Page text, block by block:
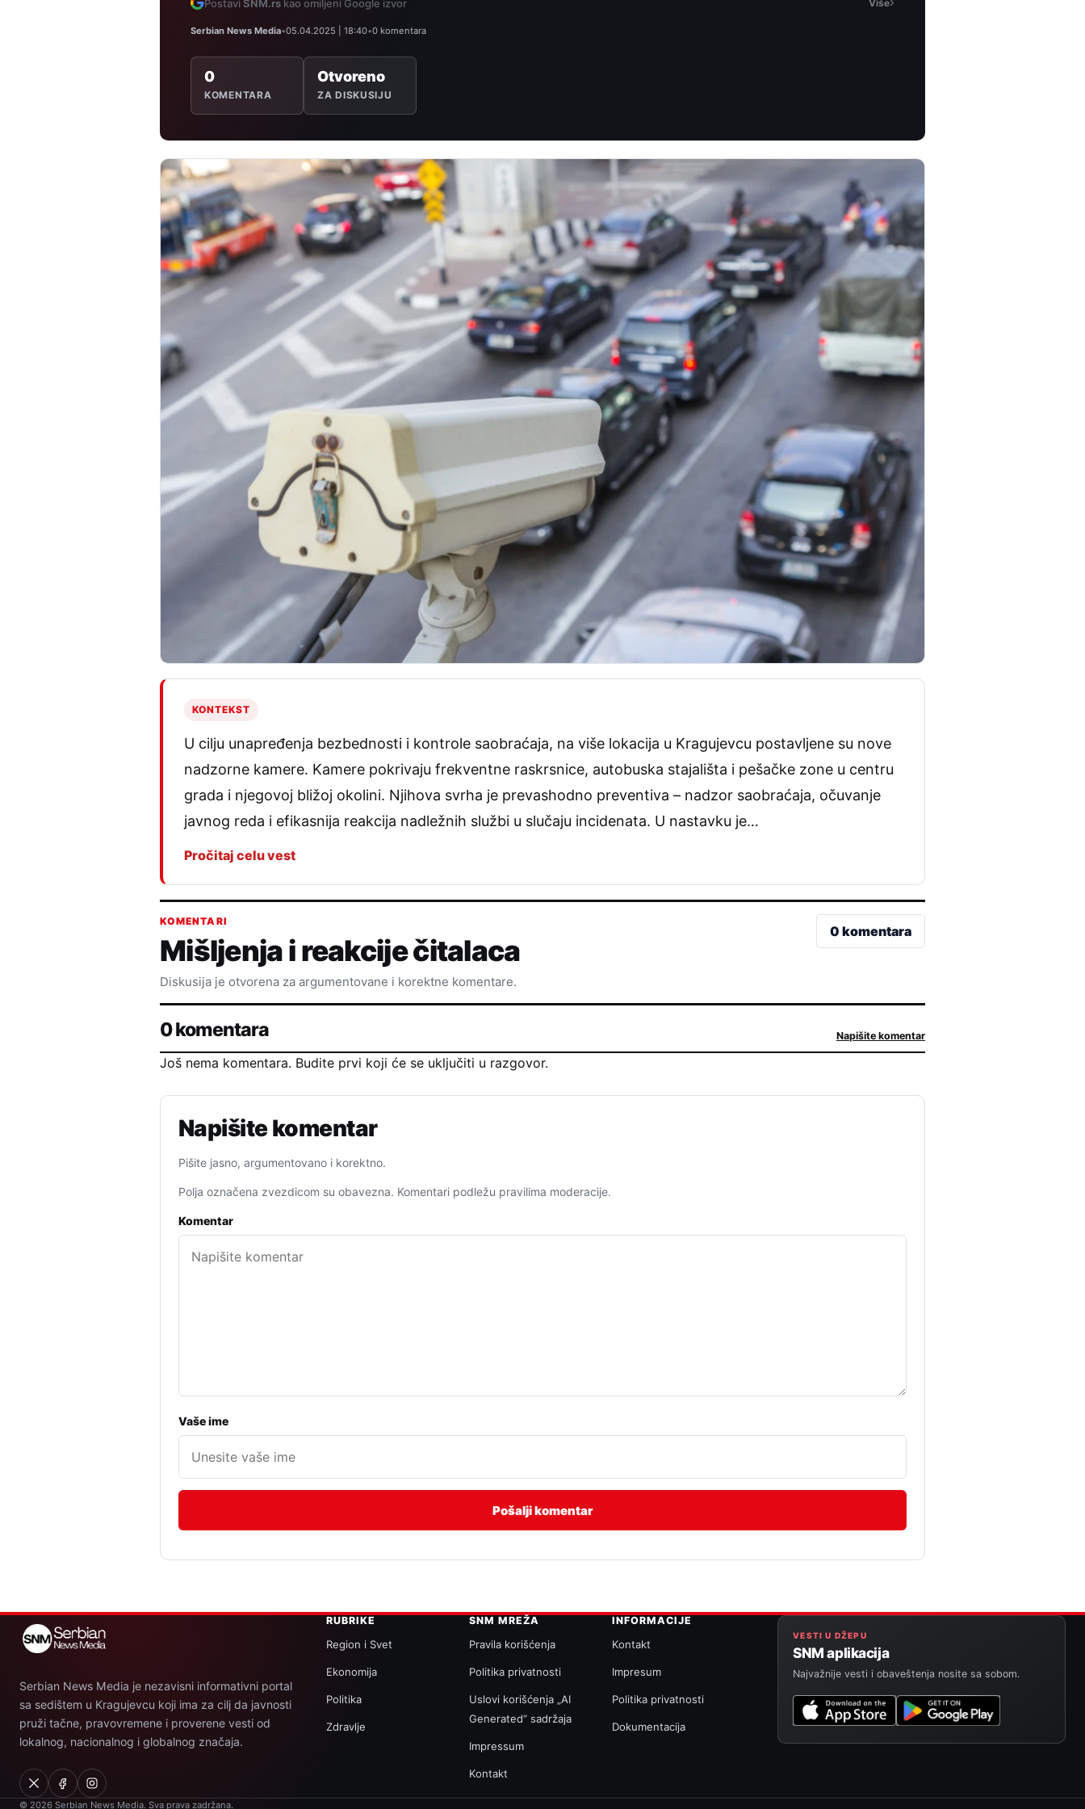
PostaviSNM.rs kao omiljeni Google izvor Više
Serbian News Media•05.04.2025 | 18:40•0 komentara
0
KOMENTARA
Otvoreno
ZA DISKUSIJU
KONTEKST
U cilju unapređenja bezbednosti i kontrole saobraćaja, na više lokacija u Kragujevcu postavljene su nove
nadzorne kamere. Kamere pokrivaju frekventne raskrsnice, autobuska stajališta i pešačke zone u centru
grada i njegovoj bližoj okolini. Njihova svrha je prevashodno preventiva – nadzor saobraćaja, očuvanje
javnog reda i efikasnija reakcija nadležnih službi u slučaju incidenata. U nastavku je…
Pročitaj celu vest
KOMENTARI
Mišljenja i reakcije čitalaca
Diskusija je otvorena za argumentovane i korektne komentare.
0 komentara
0 komentara Napišite komentar
Još nema komentara. Budite prvi koji će se uključiti u razgovor.
Napišite komentar
Pišite jasno, argumentovano i korektno.
Polja označena zvezdicom su obavezna. Komentari podležu pravilima moderacije.
Komentar
Vaše ime
Serbian News Media je nezavisni informativni portal
sa sedištem u Kragujevcu koji ima za cilj da javnosti
pruži tačne, pravovremene i proverene vesti od
lokalnog, nacionalnog i globalnog značaja.
RUBRIKE
Region i Svet
Ekonomija
Politika
Zdravlje
SNM MREŽA
Pravila korišćenja
Politika privatnosti
Uslovi korišćenja „AI
Generated“ sadržaja
Impressum
Kontakt
INFORMACIJE
Kontakt
Impresum
Politika privatnosti
Dokumentacija
VESTI U DŽEPU
SNM aplikacija
Najvažnije vesti i obaveštenja nosite sa sobom.
© 2026 Serbian News Media. Sva prava zadržana.